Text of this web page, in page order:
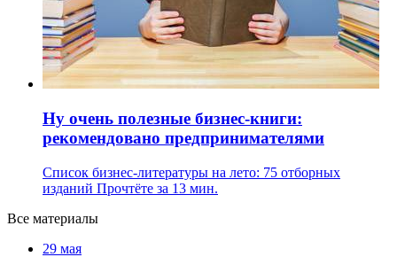
Ну очень полезные бизнес-книги:
рекомендовано предпринимателями
Список бизнес-литературы на лето: 75 отборных
изданий Прочтёте за 13 мин.
Все материалы
29 мая